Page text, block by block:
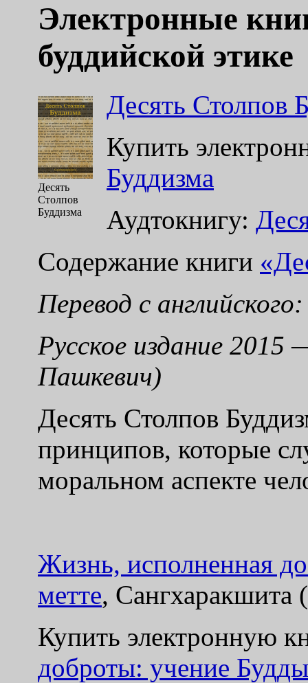
Электронные
буддийской этике
Десять
Столпов
Буддизма
Десять Столпов
Купить
Буддизма
Аудтокнигу:
Содержание книги
Перевод с
Русское издание
Пашкевич)
Десять Столпов
принципов, которые
моральном аспекте
Жизнь, исполненная
метте, Сангхаракшита
Купить электронную
доброты: учение